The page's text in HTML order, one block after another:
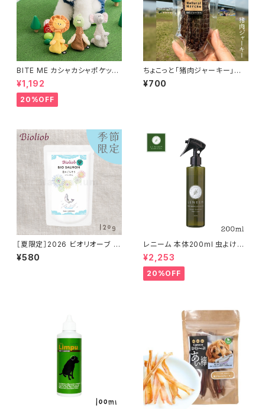
BITE ME カシャカシャポケット
マントおもちゃ ノーズワーク バ
イトミー
¥1,192
20%OFF
ちょこっと「猪肉ジャーキー」ジ
ビエいのしし おやつ
¥700
［夏限定］2026 ビオリオーブ ビ
オサーモン 夏のごちそう モリン
ガ和え 120g Bioliob 旧ヘルマ
¥580
レニーム 本体200ml 虫よけ&
毛艶スプレー
¥2,253
20%OFF